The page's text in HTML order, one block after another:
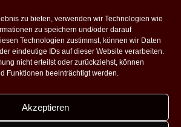
zu bieten, verwenden wir Technologien wie
zu speichern und/oder darauf
Technologien zustimmst, können wir Daten
eindeutige IDs auf dieser Website verarbeiten.
nicht erteilst oder zurückziehst, können
Funktionen beeinträchtigt werden.
Akzeptieren
- 2026 -Agentur Erlebnisraum GmbH|